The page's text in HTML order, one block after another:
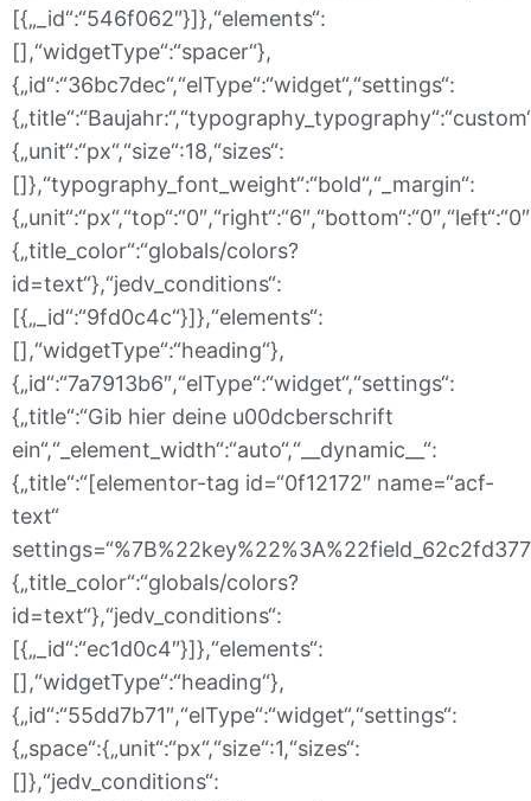
[{„_id“:“546f062″}]},“elements“:
[],“widgetType“:“spacer“},
{„id“:“36bc7dec“,“elType“:“widget“,“settings“:
{„unit“:“px“,“size“:18,“sizes“:
[]},“typography_font_weight“:“bold“,“_margin“:
{„title_color“:“globals/colors?
id=text“},“jedv_conditions“:
[{„_id“:“9fd0c4c“}]},“elements“:
[],“widgetType“:“heading“},
{„id“:“7a7913b6″,“elType“:“widget“,“settings“:
{„title“:“Gib hier deine u00dcberschrift
ein“,“_element_width“:“auto“,“__dynamic__“:
{„title“:“[elementor-tag id=“0f12172″ name=“acf-
text“
{„title_color“:“globals/colors?
id=text“},“jedv_conditions“:
[{„_id“:“ec1d0c4″}]},“elements“:
[],“widgetType“:“heading“},
{„id“:“55dd7b71″,“elType“:“widget“,“settings“:
{„space“:{„unit“:“px“,“size“:1,“sizes“:
[]},“jedv_conditions“: